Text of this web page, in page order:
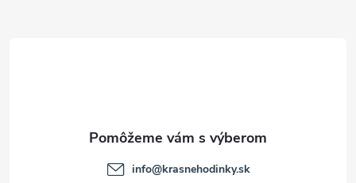
info@krasnehodinky.sk